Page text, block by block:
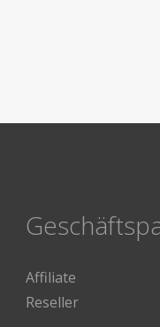
Affiliate
Reseller